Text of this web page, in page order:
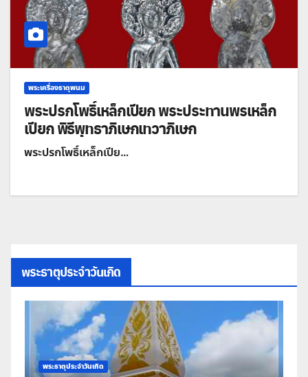
พระเครื่องธาตุพนม
พระปรกโพธิ์เหล็กเปียก พระประทานพรเหล็ก
เปียก พิธีพุทธาภิเษกเทวาภิเษก
พระปรกโพธิ์เหล็กเปีย…
พระธาตุประจำวันเกิด
พระธาตุประจำวันเกิด